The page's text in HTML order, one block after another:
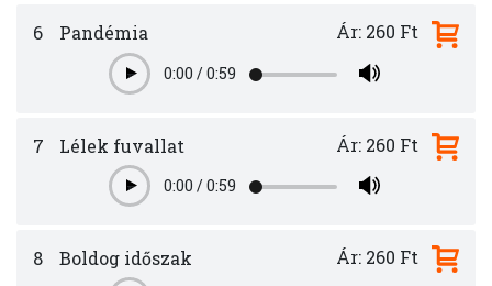
6 Pandémia
Play0:00 /0:59
Ár: 260 Ft
7 Lélek fuvallat
Play0:00 /0:59
Ár: 260 Ft
8 Boldog időszak Ár: 260 Ft